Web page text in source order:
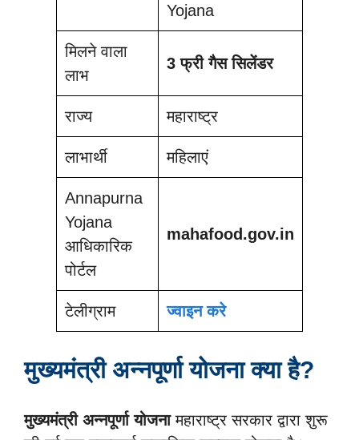
Yojana
मिलने वाला
लाभ
3 फ्री गैस सिलेंडर
राज्य महाराष्ट्र
लाभार्थी महिलाएं
Annapurna
Yojana
आधिकारिक
पोर्टल
mahafood.gov.in
टेलीग्राम ज्वाइन करे
मुख्यमंत्री अन्नपूर्णा योजना क्या है?
मुख्यमंत्री अन्नपूर्णा योजनामहाराष्ट्र सरकार द्वारा शुरू